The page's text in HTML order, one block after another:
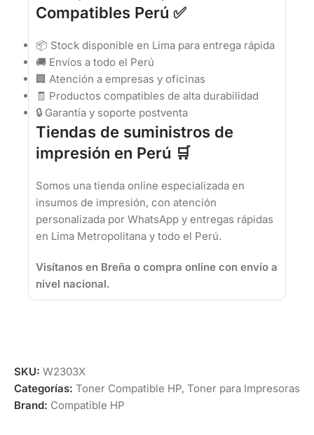
Compatibles Perú ✅
📦 Stock disponible en Lima para entrega rápida
🚚 Envíos a todo el Perú
🏢 Atención a empresas y oficinas
🧾 Productos compatibles de alta durabilidad
🔒 Garantía y soporte postventa
Tiendas de suministros de
impresión en Perú 🛒
Somos una tienda online especializada en
insumos de impresión, con atención
personalizada por WhatsApp y entregas rápidas
en Lima Metropolitana y todo el Perú.
Visítanos en Breña o compra online con envío a
nivel nacional.
SKU: W2303X
Categorías: Toner Compatible HP, Toner para Impresoras
Brand: Compatible HP